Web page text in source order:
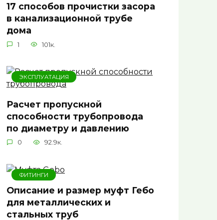
17 способов прочистки засора
в канализационной трубе
дома
1 101к.
ЭКСПЛУАТАЦИЯ
Расчет пропускной
способности трубопровода
по диаметру и давлению
0 92.9к.
ФИТИНГИ
Описание и размер муфт Гебо
для металлических и
стальных труб